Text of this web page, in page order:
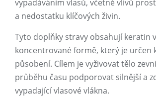
vypadáváním vlasů, včetně vlivů
a nedostatku klíčových živin.
Tyto doplňky stravy obsahují keratin v
koncentrované formě, který je určen
působení. Cílem je vyživovat tělo
průběhu času podporovat silnější a
vypadající vlasové vlákna.